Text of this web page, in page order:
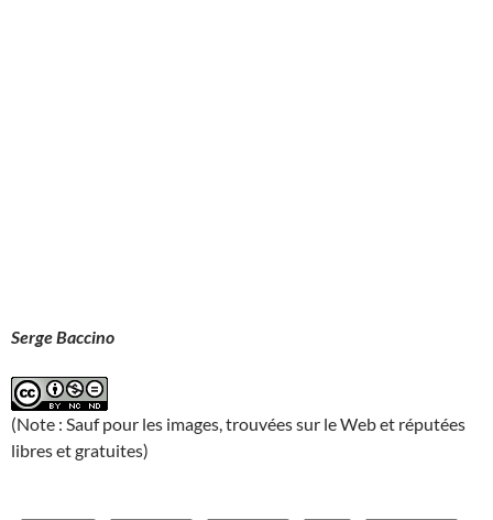
Serge Baccino
(Note : Sauf pour les images, trouvées sur le Web et réputées
libres et gratuites)